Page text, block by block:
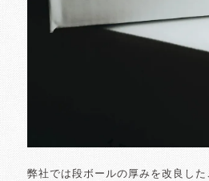
弊社では段ボールの厚みを改良し